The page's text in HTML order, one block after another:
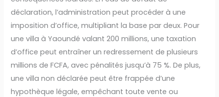
déclaration, l’administration peut procéder à une
imposition d’office, multipliant la base par deux. Pour
une villa à Yaoundé valant 200 millions, une taxation
d’office peut entraîner un redressement de plusieurs
millions de FCFA, avec pénalités jusqu’à 75 %. De plus,
une villa non déclarée peut être frappée d’une
hypothèque légale, empêchant toute vente ou